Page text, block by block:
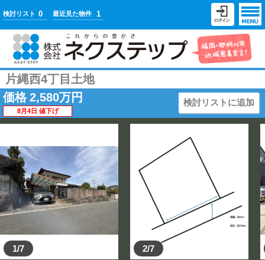
検討リスト 0 最近見た物件 1
片縄西4丁目土地
価格 2,580万円
8月4日 値下げ
検討リストに追加
1/7 2/7